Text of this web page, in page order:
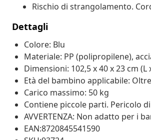
Rischio di strangolamento.
Dettagli
Colore: Blu
Materiale: PP (polipropilene),
Dimensioni: 102,5 x 40 x 23 cm (L
Età del bambino applicabile:
Carico massimo: 50 kg
Contiene piccole parti. Pericolo
AVVERTENZA: Non adatto per i
EAN:8720845541590